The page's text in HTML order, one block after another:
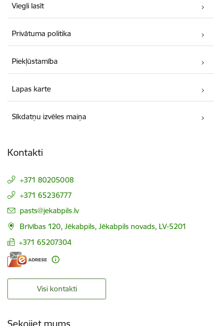
Viegli lasīt
Privātuma politika
Piekļūstamība
Lapas karte
Sīkdatņu izvēles maiņa
Kontakti
+371 80205008
+371 65236777
E-pasts:
pasts@jekabpils.lv
Brīvības 120, Jēkabpils, Jēkabpils novads, LV-5201
+371 65207304
Visi kontakti
Sekojiet mums